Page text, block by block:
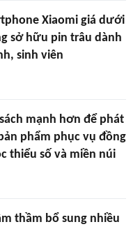
Xiaomi giá dưới
sở hữu pin trâu dành
sinh viên
mạnh hơn để phát
phẩm phục vụ đồng
thiểu số và miền núi
thầm bổ sung nhiều